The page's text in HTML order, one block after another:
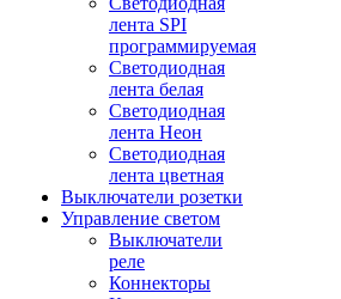
лента SPI
программируемая
Светодиодная
лента белая
Светодиодная
лента Неон
Светодиодная
лента цветная
Выключатели розетки
Управление светом
Выключатели
реле
Коннекторы